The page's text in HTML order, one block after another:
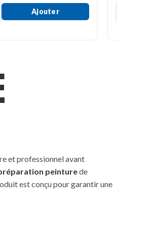
Ajouter
et professionnel avant
peinturede
est conçu pour garantir une